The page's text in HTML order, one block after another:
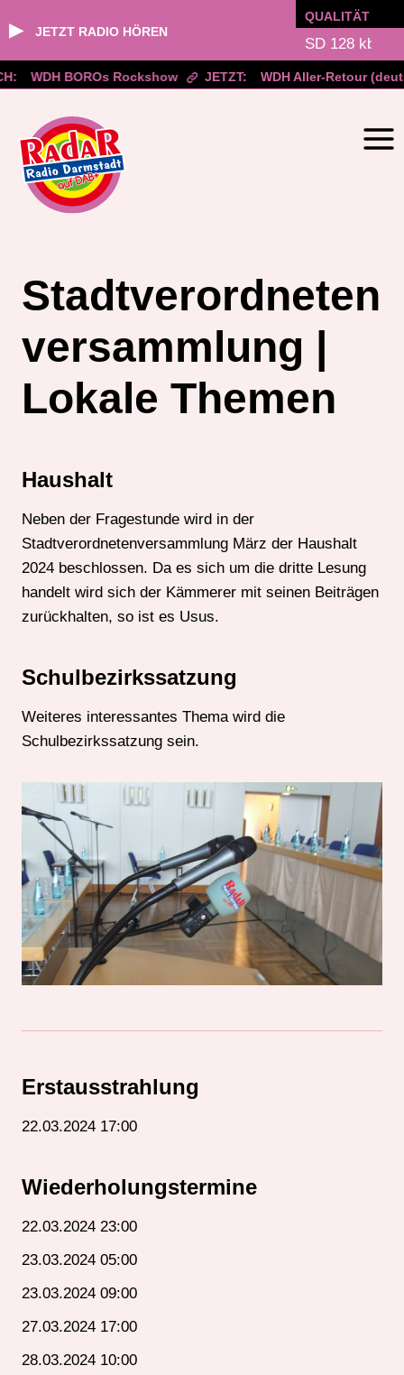
▶ JETZT RADIO HÖREN
QUALITÄT
WDH BOROs Rockshow JETZT: WDH Aller-Retour
springen
Stadtverordneten
versammlung |
Lokale Themen
Haushalt
Neben der Fragestunde wird in der
Stadtverordnetenversammlung März der Haushalt
2024 beschlossen. Da es sich um die dritte Lesung
handelt wird sich der Kämmerer mit seinen Beiträgen
zurückhalten, so ist es Usus.
Schulbezirkssatzung
Weiteres interessantes Thema wird die
Schulbezirkssatzung sein.
Erstausstrahlung
22.03.2024 17:00
Wiederholungstermine
22.03.2024 23:00
23.03.2024 05:00
23.03.2024 09:00
27.03.2024 17:00
28.03.2024 10:00